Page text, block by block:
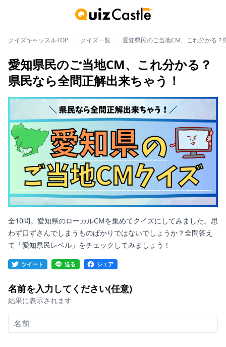
クイズキャッスルTOP クイズ一覧 愛知県民のご当地CM、これ分かる
愛知県民のご当地CM、これ分かる？
県民なら全問正解出来ちゃう！
全10問。愛知県のローカルCMを集めてクイズにしてみました。思
わず口ずさんでしまうものばかりではないでしょうか？全問答え
て「愛知県民レベル」をチェックしてみましょう！
ツイート 送る シェア
名前を入力してください(任意)
結果に表示されます